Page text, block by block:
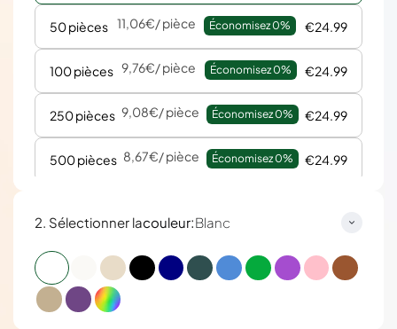
50 pièces 11,06€/ pièce Économisez 0% €24.99
100 pièces 9,76€/ pièce Économisez 0% €24.99
250 pièces 9,08€/ pièce Économisez 0% €24.99
500 pièces 8,67€/ pièce Économisez 0% €24.99
2000 pièces
2. Sélectionner lacouleur:Blanc